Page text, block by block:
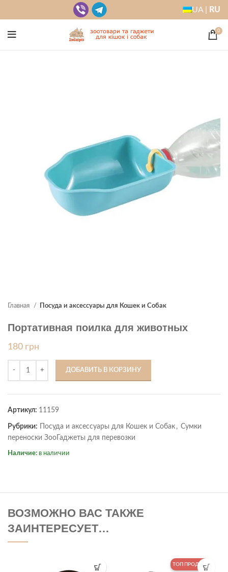
UA | RU
0
Главная Посуда и аксессуары для Кошек и Собак
Портативная поилка для животных
180 грн
ДОБАВИТЬ В КОРЗИНУ
Артикул: 11159
Рубрики: Посуда и аксессуары для Кошек и Собак , Сумки
переноски ЗооГаджеты для перевозки
Наличие: в наличии
ВОЗМОЖНО ВАС ТАКЖЕ
ЗАИНТЕРЕСУЕТ…
ТОП ПРОДАЖ